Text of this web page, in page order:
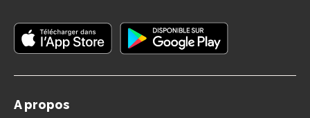
A propos